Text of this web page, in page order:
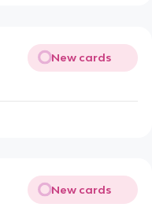
New cards
New cards